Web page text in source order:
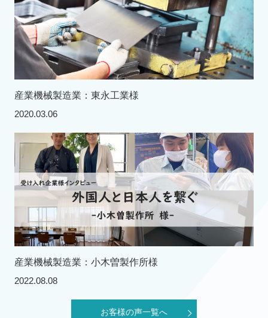
お客様の声一覧へ
産業機械製造業：東永工業様
2020.03.06
産業機械製造業：小木曽製作所様
2022.08.08